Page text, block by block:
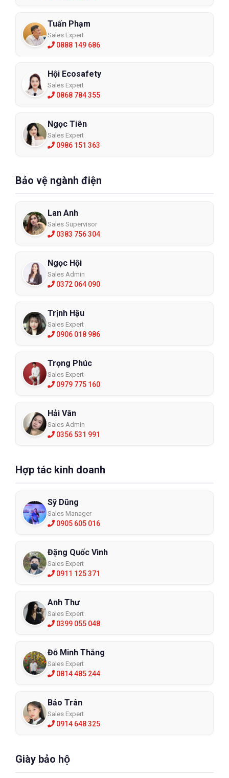
Tuấn Phạm
Sales Expert
0888 149 686
Hội Ecosafety
Sales Expert
0868 784 355
Ngọc Tiên
Sales Expert
0986 151 363
Bảo vệ ngành điện
Lan Anh
Sales Supervisor
0383 756 304
Ngọc Hội
Sales Admin
0372 064 090
Trịnh Hậu
Sales Expert
0906 018 986
Trọng Phúc
Sales Expert
0979 775 160
Hải Vân
Sales Admin
0356 531 991
Hợp tác kinh doanh
Sỹ Dũng
Sales Manager
0905 605 016
Đặng Quốc Vinh
Sales Expert
0911 125 371
Anh Thư
Sales Expert
0399 055 048
Đỗ Minh Thắng
Sales Expert
0814 485 244
Bảo Trân
Sales Expert
0914 648 325
Giày bảo hộ